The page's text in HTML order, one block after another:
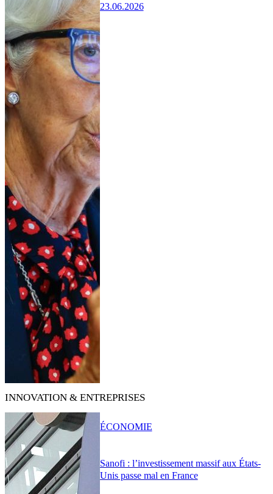
23.06.2026
INNOVATION & ENTREPRISES
Sanofi : l’investissement massif aux États-
Unis passe mal en France
ÉCONOMIE